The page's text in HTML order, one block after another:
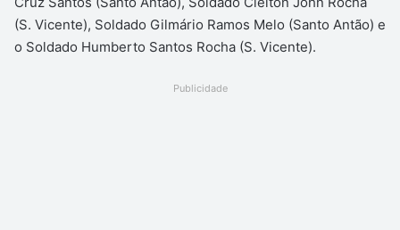
(S. Vicente), Soldado Gilmário Ramos Melo (Santo Antão) e
o Soldado Humberto Santos Rocha (S. Vicente).
Publicidade